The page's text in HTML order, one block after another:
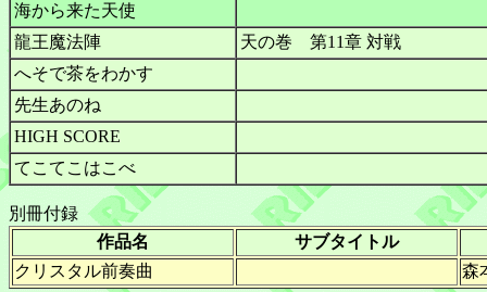
海から来た天使
龍王魔法陣
天の巻 第11章 対戦
へそで茶をわかす
先生あのね
HIGH SCORE
てこてこはこべ
別冊付録
作品名
サブタイトル
クリスタル前奏曲
森